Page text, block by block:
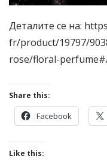
Деталите се на:
fr/product/19797/
rose/floral-
Share this:
Facebook
Like this: